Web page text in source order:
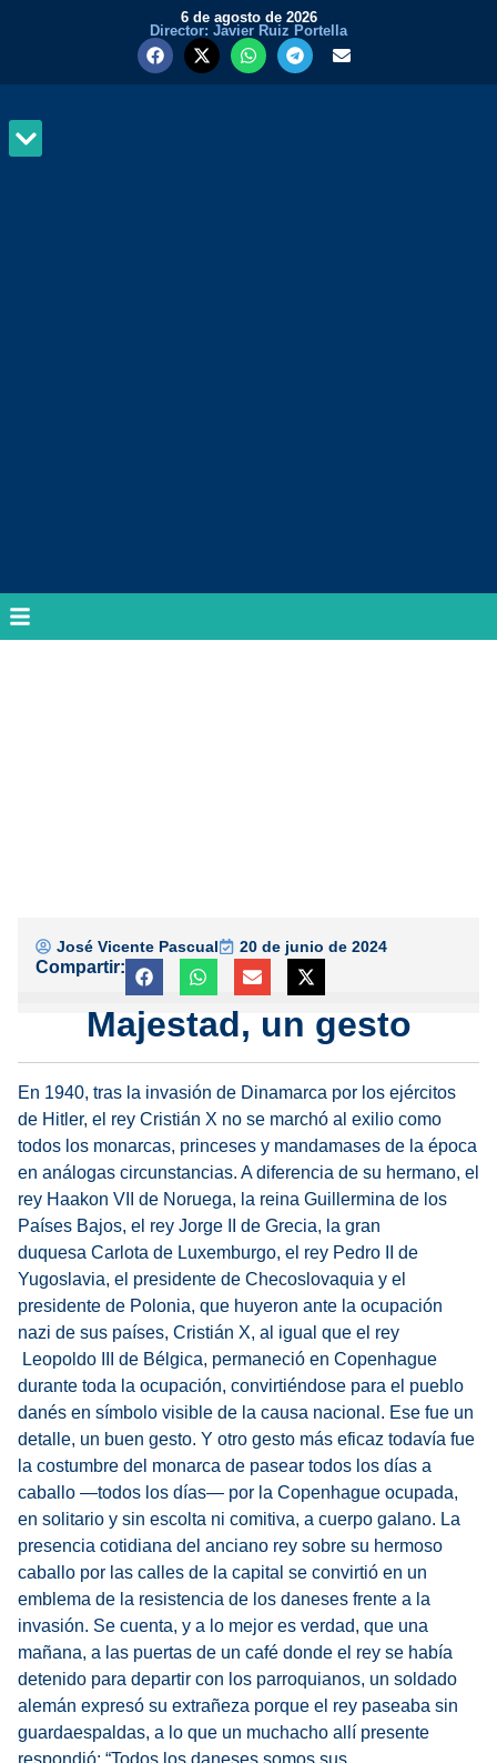
6 de agosto de 2026
Director: Javier Ruiz Portella
José Vicente Pascual 20 de junio de 2024
Compartir:
Majestad, un gesto
En 1940, tras la invasión de Dinamarca por los ejércitos
de Hitler, el rey Cristián X no se marchó al exilio como
todos los monarcas, princeses y mandamases de la época
en análogas circunstancias. A diferencia de su hermano, el
rey Haakon VII de Noruega, la reina Guillermina de los
Países Bajos, el rey Jorge II de Grecia, la gran
duquesa Carlota de Luxemburgo, el rey Pedro II de
Yugoslavia, el presidente de Checoslovaquia y el
presidente de Polonia, que huyeron ante la ocupación
nazi de sus países, Cristián X, al igual que el rey
Leopoldo III de Bélgica, permaneció en Copenhague
durante toda la ocupación, convirtiéndose para el pueblo
danés en símbolo visible de la causa nacional. Ese fue un
detalle, un buen gesto. Y otro gesto más eficaz todavía fue
la costumbre del monarca de pasear todos los días a
caballo —todos los días— por la Copenhague ocupada,
en solitario y sin escolta ni comitiva, a cuerpo galano. La
presencia cotidiana del anciano rey sobre su hermoso
caballo por las calles de la capital se convirtió en un
emblema de la resistencia de los daneses frente a la
invasión. Se cuenta, y a lo mejor es verdad, que una
mañana, a las puertas de un café donde el rey se había
detenido para departir con los parroquianos, un soldado
alemán expresó su extrañeza porque el rey paseaba sin
guardaespaldas, a lo que un muchacho allí presente